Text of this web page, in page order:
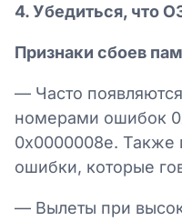
4. Убедиться, что
Признаки сбоев
— Часто
номерами ошибок
0x0000008e. Также
ошибки, которые
— Вылеты при